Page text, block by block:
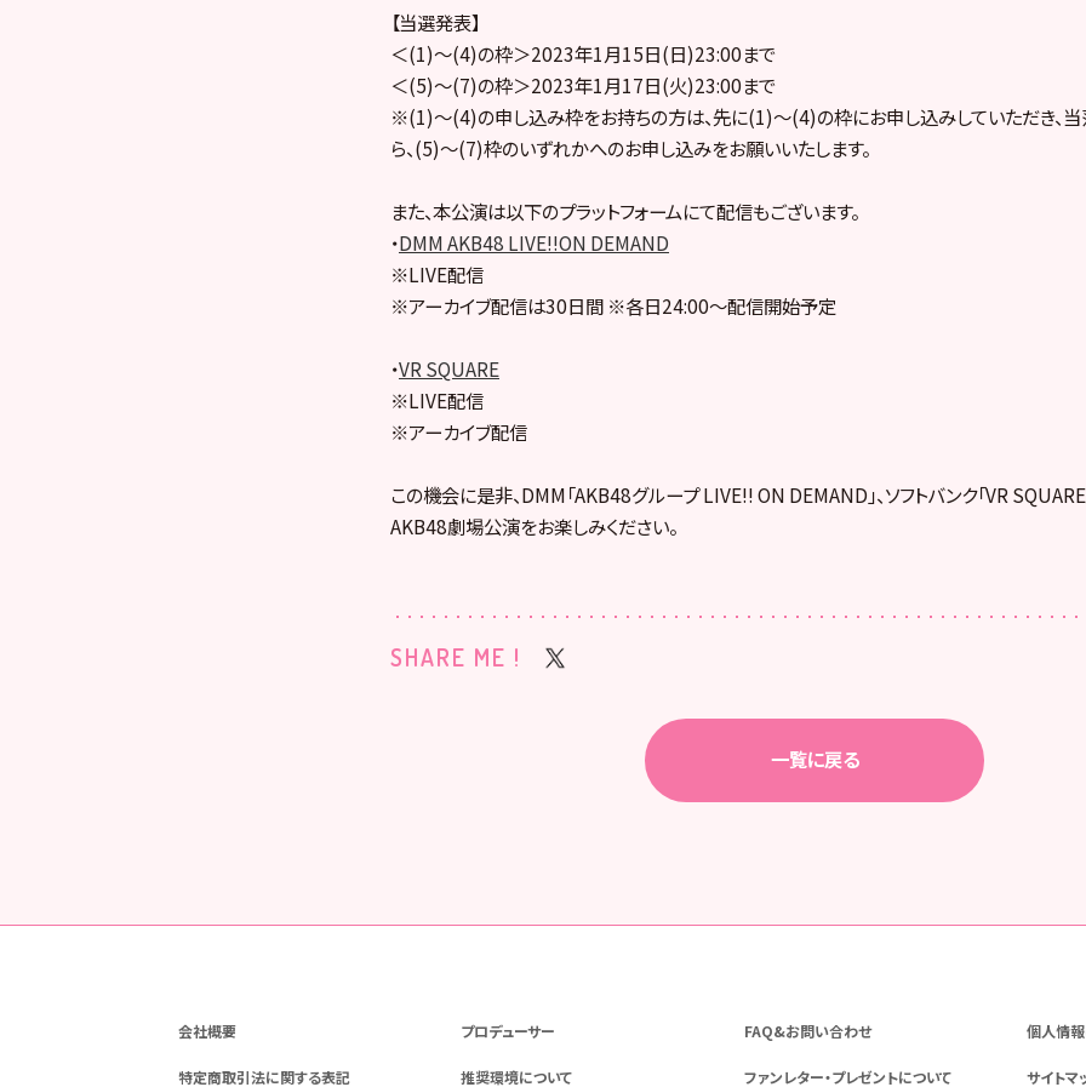
【当選発表】
＜(1)～(4)の枠＞2023年1月15日(日)23:00まで
＜(5)～(7)の枠＞2023年1月17日(火)23:00まで
※(1)～(4)の申し込み枠をお持ちの方は、先に(1)～(4)の枠にお申し込みしていただき、
ら、(5)～(7)枠のいずれかへのお申し込みをお願いいたします。
また、本公演は以下のプラットフォームにて配信もございます。
・DMM AKB48 LIVE!!ON DEMAND
※LIVE配信
※アーカイブ配信は30日間 ※各日24:00～配信開始予定
・VR SQUARE
※LIVE配信
※アーカイブ配信
この機会に是非、DMM「AKB48グループ LIVE!! ON DEMAND」、ソフトバンク「VR SQUARE
AKB48劇場公演をお楽しみください。
SHARE ME !
一覧に戻る
会社概要 プロデューサー FAQ&お問い合わせ 個人情
特定商取引法に関する表記 推奨環境について ファンレター・プレゼントについて サイトマ